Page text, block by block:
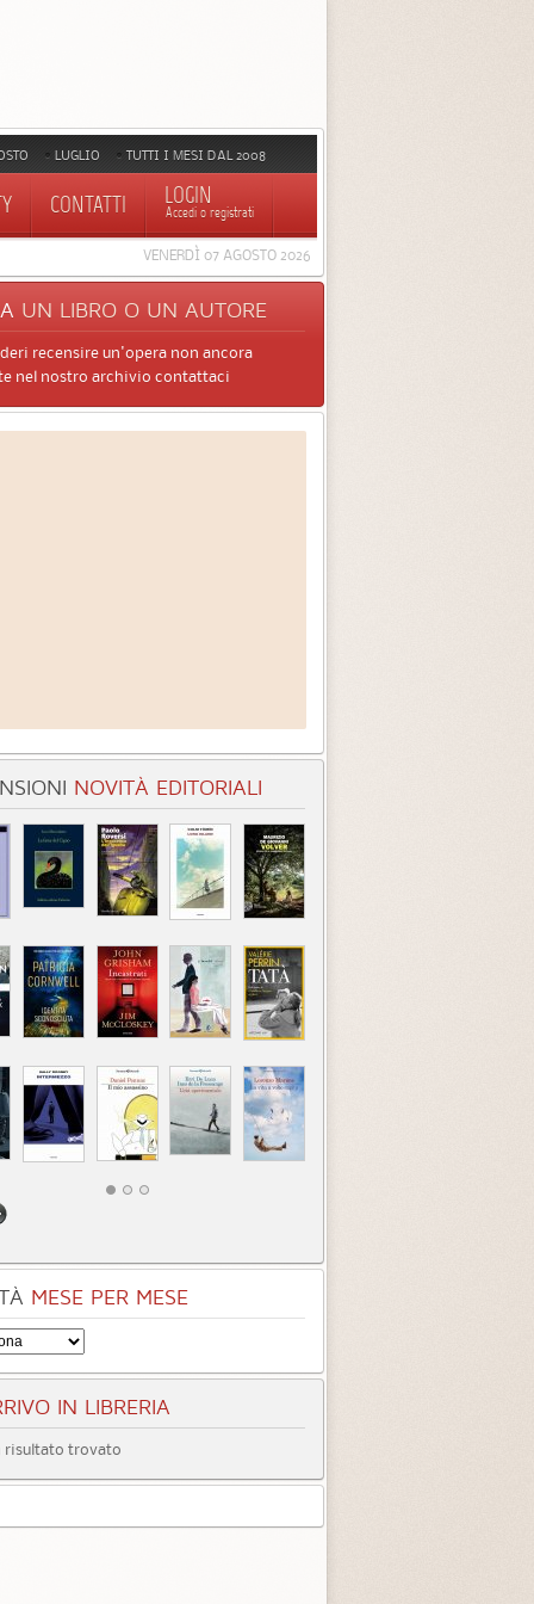
LUGLIO TUTTI I MESI DAL 2008
CONTATTI LOGIN
Accedi o registrati
VENERDÌ 07 AGOSTO 2026
UN LIBRO O UN AUTORE
recensire un'opera non ancora
nel nostro archivio contattaci
NOVITÀ EDITORIALI
MESE PER MESE
IN LIBRERIA
risultato trovato